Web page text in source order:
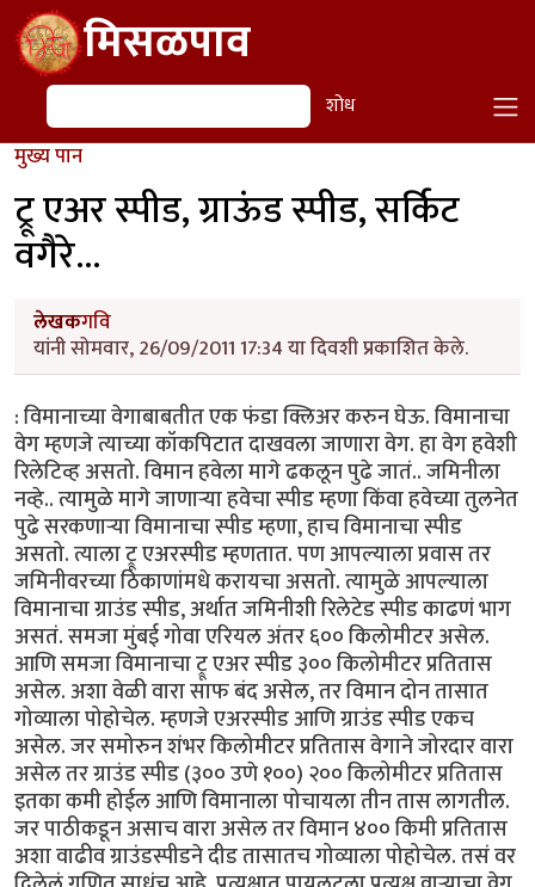
Skip to main contentमिसळपाव
शोध शोध
मुख्य पान
ट्रू एअर स्पीड, ग्राऊंड स्पीड, सर्किट
वगैरे...
लेखकगवि
यांनी सोमवार, 26/09/2011 17:34 या दिवशी प्रकाशित केले.
: विमानाच्या वेगाबाबतीत एक फंडा क्लिअर करुन घेऊ. विमानाचा
वेग म्हणजे त्याच्या कॉकपिटात दाखवला जाणारा वेग. हा वेग हवेशी
रिलेटिव्ह असतो. विमान हवेला मागे ढकलून पुढे जातं.. जमिनीला
नव्हे.. त्यामुळे मागे जाणार्‍या हवेचा स्पीड म्हणा किंवा हवेच्या तुलनेत
पुढे सरकणार्‍या विमानाचा स्पीड म्हणा, हाच विमानाचा स्पीड
असतो. त्याला ट्रू एअरस्पीड म्हणतात. पण आपल्याला प्रवास तर
जमिनीवरच्या ठिकाणांमधे करायचा असतो. त्यामुळे आपल्याला
विमानाचा ग्राउंड स्पीड, अर्थात जमिनीशी रिलेटेड स्पीड काढणं भाग
असतं. समजा मुंबई गोवा एरियल अंतर ६०० किलोमीटर असेल.
आणि समजा विमानाचा ट्रू एअर स्पीड ३०० किलोमीटर प्रतितास
असेल. अशा वेळी वारा साफ बंद असेल, तर विमान दोन तासात
गोव्याला पोहोचेल. म्हणजे एअरस्पीड आणि ग्राउंड स्पीड एकच
असेल. जर समोरुन शंभर किलोमीटर प्रतितास वेगाने जोरदार वारा
असेल तर ग्राउंड स्पीड (३०० उणे १००) २०० किलोमीटर प्रतितास
इतका कमी होईल आणि विमानाला पोचायला तीन तास लागतील.
जर पाठीकडून असाच वारा असेल तर विमान ४०० किमी प्रतितास
अशा वाढीव ग्राउंडस्पीडने दीड तासातच गोव्याला पोहोचेल. तसं वर